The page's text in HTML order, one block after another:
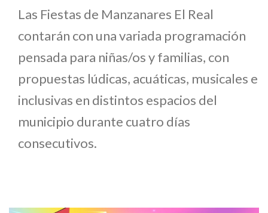
Las Fiestas de Manzanares El Real
contarán con una variada programación
pensada para niñas/os y familias, con
propuestas lúdicas, acuáticas, musicales e
inclusivas en distintos espacios del
municipio durante cuatro días
consecutivos.